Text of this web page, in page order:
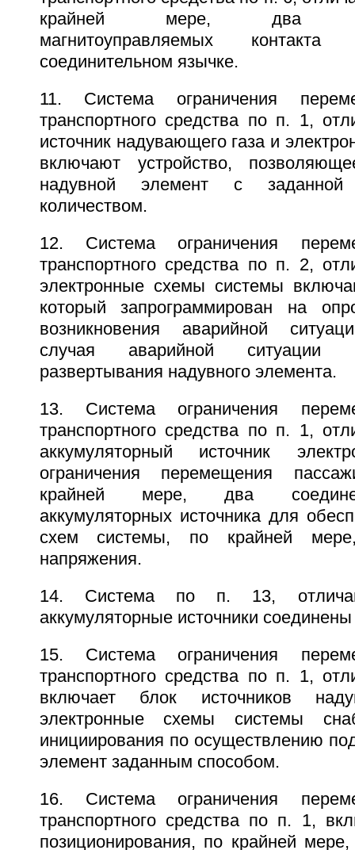
крайней мере, два
магнитоуправляемых
соединительном язычке.
11. Система ограничения
транспортного средства по п. 1,
источник надувающего газа и
включают устройство,
надувной элемент с заданной
количеством.
12. Система ограничения
транспортного средства по п. 2,
электронные схемы системы
который запрограммирован на
возникновения аварийной
случая аварийной ситуации
развертывания надувного элемента.
13. Система ограничения
транспортного средства по п. 1,
аккумуляторный источник
ограничения перемещения
крайней мере, два
аккумуляторных источника для
схем системы, по крайней
напряжения.
14. Система по п. 13,
аккумуляторные источники
15. Система ограничения
транспортного средства по п. 1,
включает блок источников
электронные схемы системы
инициирования по осуществлению
элемент заданным способом.
16. Система ограничения
транспортного средства по п. 1,
позиционирования, по крайней